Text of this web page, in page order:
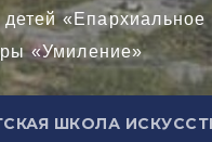
«Умиление»
ШКОЛА